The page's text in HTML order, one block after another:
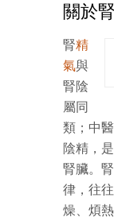
關於
腎精
氣與
腎陰
屬同
類；中
陰精，
腎臟。
律，往
燥、煩